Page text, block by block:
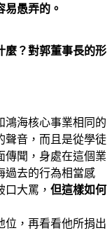
愚弄的。
麼？對郭董事長的形
海核心事業相同的
聲音，而且是從學徒
傳聞，身處在這個業
過去的行為相當感
大罵， 但這樣如何
，再看看他所捐出